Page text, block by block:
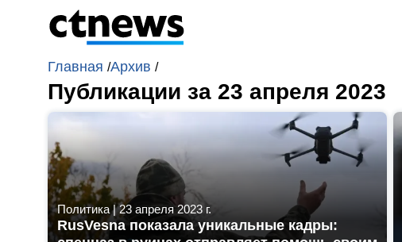
Главная /Архив /
Публикации за 23 апреля 2023
Политика|23 апреля 2023 г.
RusVesna показала уникальные кадры: